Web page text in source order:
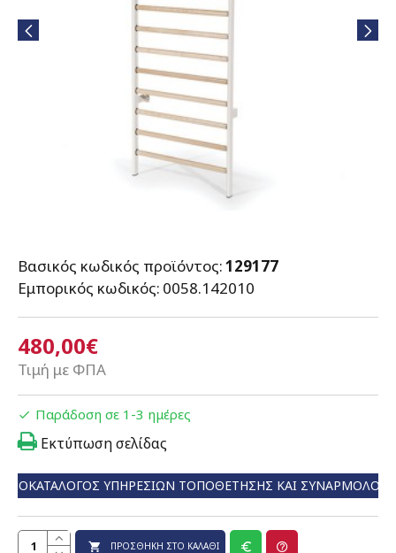
480,00€
Τιμή με ΦΠΑ
Βασικός κωδικός προϊόντος:129177
Εμπορικός κωδικός: 0058.142010
Παράδοση σε 1-3 ημέρες
ΠΡΟΣΘΉΚΗ ΣΤΟ ΚΑΛΆΘΙ
Εκτύπωση σελίδας
ΥΠΗΡΕΣΙΏΝ ΤΟΠΟΘΈΤΗΣΗΣ ΚΑΙ